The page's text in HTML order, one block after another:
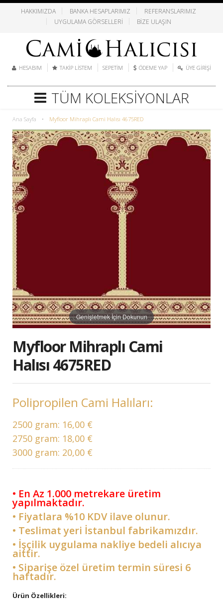
HAKKIMIZDA BANKA HESAPLARIMIZ
REFERANSLARIMIZ
UYGULAMA GÖRSELLERI
BIZE ULAŞIN
HESABIM TAKIP LISTEM SEPETIM ÖDEME YAP ÜYE GIRIŞI
TÜM KOLEKSIYONLAR
Ana Sayfa • Myfloor Mihraplı Cami Halısı 4675RED
Genişletmek İçin Dokunun
Myfloor Mihraplı Cami
Halısı 4675RED
Polipropilen Cami Halıları:
2500 gram: 16,00 €
2750 gram: 18,00 €
3000 gram: 20,00 €
• En Az 1.000 metrekare üretim
yapılmaktadır.
• Fiyatlara %10 KDV ilave olunur.
• Teslimat yeri İstanbul fabrikamızdır.
• İşçilik uygulama nakliye bedeli alıcıya
aittir.
• Siparişe özel üretim termin süresi 6
haftadır.
Ürün Özellikleri: